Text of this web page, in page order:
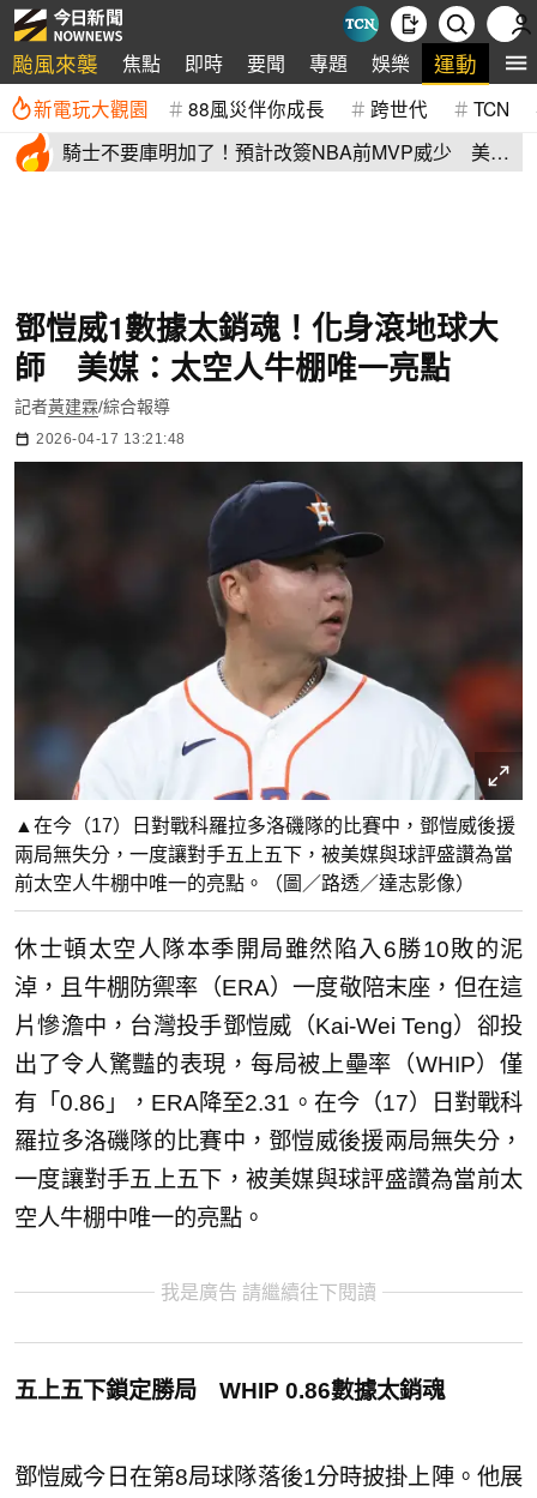
颱風來襲 焦點 即時 要聞 專題 娛樂 運動 全
新電玩大觀園 88風災伴你成長 跨世代 TCN
騎士不要庫明加了！預計改簽NBA前MVP威少 美
鄧愷威1數據太銷魂！化身滾地球大
師 美媒：太空人牛棚唯一亮點
記者黃建霖/綜合報導
2026-04-17 13:21:48
▲在今（17）日對戰科羅拉多洛磯隊的比賽中，鄧愷威後援
兩局無失分，一度讓對手五上五下，被美媒與球評盛讚為當
前太空人牛棚中唯一的亮點。（圖／路透／達志影像）
休士頓太空人隊本季開局雖然陷入6勝10敗的泥
淖，且牛棚防禦率（ERA）一度敬陪末座，但在這
片慘澹中，台灣投手鄧愷威（Kai-Wei Teng）卻投
出了令人驚豔的表現，每局被上壘率（WHIP）僅
有「0.86」，ERA降至2.31。在今（17）日對戰科
羅拉多洛磯隊的比賽中，鄧愷威後援兩局無失分，
一度讓對手五上五下，被美媒與球評盛讚為當前太
空人牛棚中唯一的亮點。
我是廣告 請繼續往下閱讀
五上五下鎖定勝局 WHIP 0.86數據太銷魂
鄧愷威今日在第8局球隊落後1分時披掛上陣。他展